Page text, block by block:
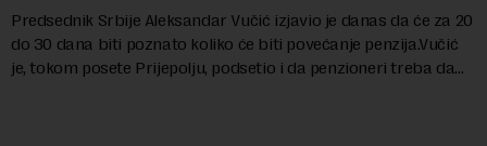
Predsednik Srbije Aleksandar Vučić izjavio je danas da će za 20
do 30 dana biti poznato koliko će biti povećanje penzija.Vučić
je, tokom posete Prijepolju, podsetio i da penzioneri treba da